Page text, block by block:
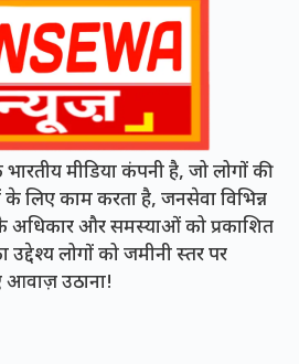
मीडिया कंपनी है, जो लोगों की
लिए काम करता है, जनसेवा विभिन्न
अधिकार और समस्याओं को प्रकाशित
लोगों को जमीनी स्तर पर
आवाज़ उठाना!